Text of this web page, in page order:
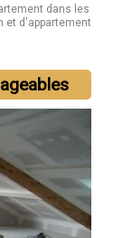
dans les
et d'appartement